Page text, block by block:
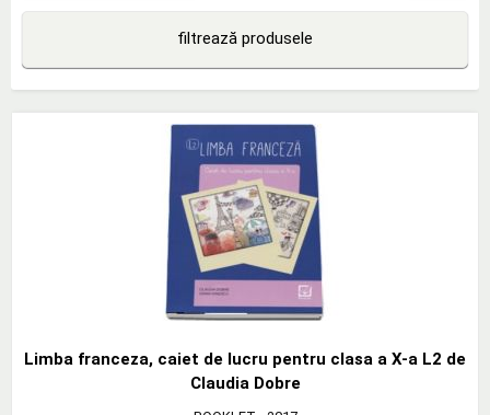
filtrează produsele
Limba franceza, caiet de lucru pentru clasa a X-a L2 de
Claudia Dobre